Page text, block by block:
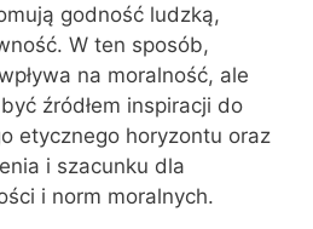
godność ludzką,
W ten sposób,
na moralność, ale
źródłem inspiracji do
etycznego horyzontu oraz
i szacunku dla
i norm moralnych.